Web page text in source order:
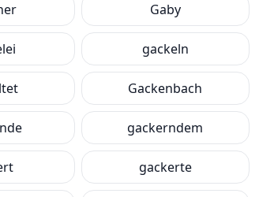
Gaby
gackeln
Gackenbach
gackerndem
gackerte